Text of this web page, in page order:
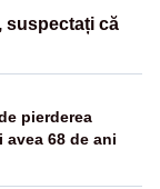
suspectați că
pierderea
68 de ani